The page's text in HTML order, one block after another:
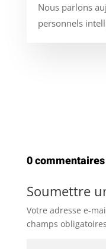
Nous parlons
personnels
0 commentaires
Soumettre
Votre adresse e-
champs